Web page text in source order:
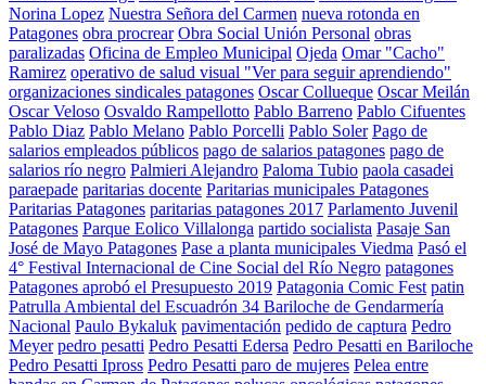
Norina Lopez Nuestra Señora del Carmen nueva rotonda en
Patagones obra procrear Obra Social Unión Personal obras
paralizadas Oficina de Empleo Municipal Ojeda Omar "Cacho"
Ramirez operativo de salud visual "Ver para seguir aprendiendo"
organizaciones sindicales patagones Oscar Collueque Oscar Meilán
Oscar Veloso Osvaldo Rampellotto Pablo Barreno Pablo Cifuentes
Pablo Diaz Pablo Melano Pablo Porcelli Pablo Soler Pago de
salarios empleados públicos pago de salarios patagones pago de
salarios río negro Palmieri Alejandro Paloma Tubio paola casadei
paraepade paritarias docente Paritarias municipales Patagones
Paritarias Patagones paritarias patagones 2017 Parlamento Juvenil
Patagones Parque Eolico Villalonga partido socialista Pasaje San
José de Mayo Patagones Pase a planta municipales Viedma Pasó el
4° Festival Internacional de Cine Social del Río Negro patagones
Patagones aprobó el Presupuesto 2019 Patagonia Comic Fest patin
Patrulla Ambiental del Escuadrón 34 Bariloche de Gendarmería
Nacional Paulo Bykaluk pavimentación pedido de captura Pedro
Meyer pedro pesatti Pedro Pesatti Edersa Pedro Pesatti en Bariloche
Pedro Pesatti Ipross Pedro Pesatti paro de mujeres Pelea entre